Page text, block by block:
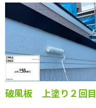
破風板 上塗り２回目